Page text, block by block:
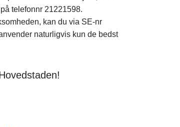
telefonnr 21221598.
kan du via SE-nr
naturligvis kun de bedst